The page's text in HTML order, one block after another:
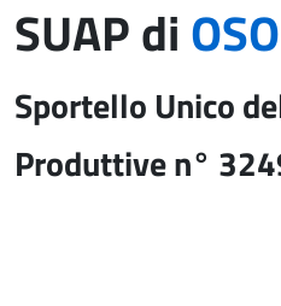
SUAP di
Sportello Unico
Produttive n°